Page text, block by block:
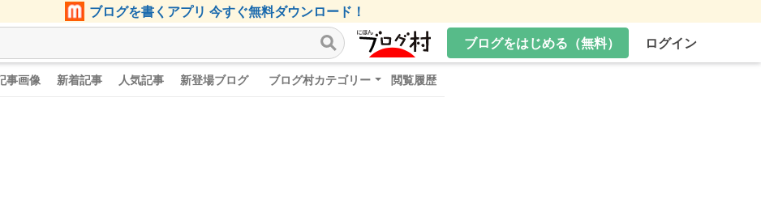
ブログを書くアプリ 今すぐ無料ダウンロード！
ブログをはじめる（無料）
ログイン
事画像 新着記事 人気記事 新登場ブログ ブログ村カテゴリー 閲覧履歴